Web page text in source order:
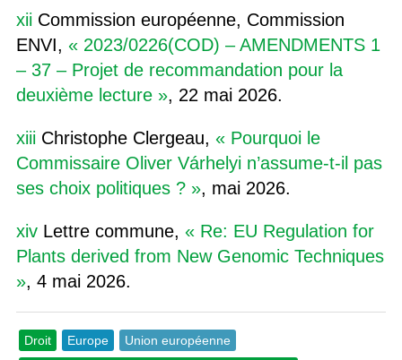
xiiCommission européenne, Commission
ENVI, « 2023/0226(COD) – AMENDMENTS 1
– 37 – Projet de recommandation pour la
deuxième lecture », 22 mai 2026.
xiiiChristophe Clergeau, « Pourquoi le
Commissaire Oliver Várhelyi n’assume-t-il pas
ses choix politiques ? », mai 2026.
xivLettre commune, « Re: EU Regulation for
Plants derived from New Genomic Techniques
», 4 mai 2026.
Droit Europe
Union européenne